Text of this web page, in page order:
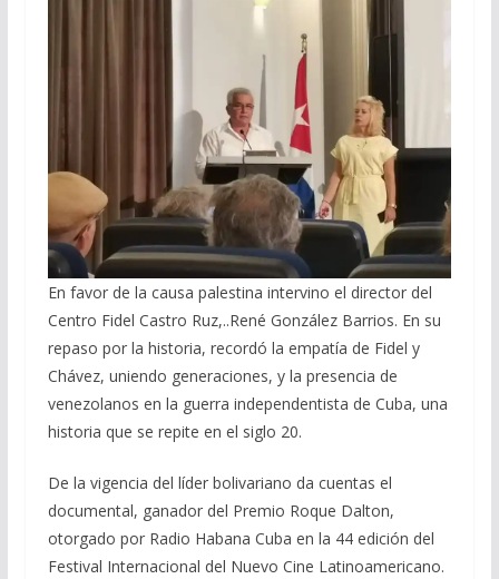
En favor de la causa palestina intervino el director del
Centro Fidel Castro Ruz,..René González Barrios. En su
repaso por la historia, recordó la empatía de Fidel y
Chávez, uniendo generaciones, y la presencia de
venezolanos en la guerra independentista de Cuba, una
historia que se repite en el siglo 20.
De la vigencia del líder bolivariano da cuentas el
documental, ganador del Premio Roque Dalton,
otorgado por Radio Habana Cuba en la 44 edición del
Festival Internacional del Nuevo Cine Latinoamericano.